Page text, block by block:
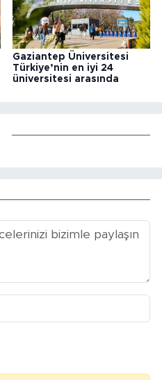
Gaziantep Üniversitesi
Türkiye’nin en iyi 24
üniversitesi arasında